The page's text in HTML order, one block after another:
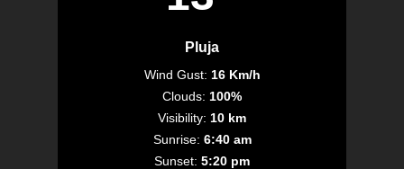
Pluja
Wind Gust: 16 Km/h
Clouds: 100%
Visibility: 10 km
Sunrise: 6:40 am
Sunset: 5:20 pm